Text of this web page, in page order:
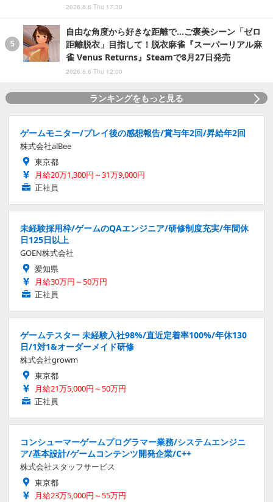
2026.8.6 Thu 17:30
自由な角度から好きな距離で…ご褒美シーン「ゼロ
距離脱衣」目指して！脱衣麻雀『スーパーリアル麻
雀 Venus Returns』Steamで8月27日発売
2026.8.6 Thu 12:00
ランキングをもっと見る
ゲームモニター/プレイ後の感想報告/賞与年2回/昇給年2回
株式会社alBee
東京都
月給20万1,300円～31万9,000円
正社員
未経験採用枠/ゲームのQAエンジニア/研修制度充実/年間休
日125日以上
GOEN株式会社
愛知県
月給30万円～50万円
正社員
ゲームテスター 未経験入社98%/直近定着率100%/年休130
日/1対1&オーダーメイド研修
株式会社growm
東京都
月給21万5,000円～50万円
正社員
コンシューマーゲームプログラマー業務/システムエンジニ
ア/基本設計/ゲームコンテンツ開発企業/C++
株式会社スタッフサービス
東京都
月給23万5,000円～55万円